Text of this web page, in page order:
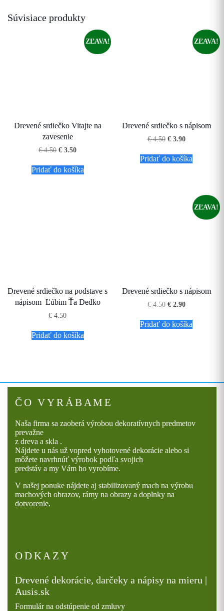
Súvisiace produkty
ZĽAVA!
Drevené srdiečko Vitajte na
zavesenie
€4.50 Pôvodná
bola:
€ 4.50.
€ 3.50Aktuálna
je:
€ 3.50.
Pridať do košíka
ZĽAVA!
Drevené srdiečko s nápisom
€4.50 Pôvodná
bola:
€ 4.50.
€3.90Aktuálna
je:
€ 3.90.
Pridať do košíka
Drevené srdiečko na podstave s
nápisom Ľúbim Ťa Dedko
€ 4.50
Pridať do košíka
ZĽAVA!
Drevené srdiečko s nápisom
€4.50 Pôvodná
bola:
€ 4.50.
€2.90Aktuálna
je:
€ 2.90.
Pridať do košíka
ČO VYRÁBAME
Naša firma sa zaoberá výrobou dekoratívnych predmetov
prevažne
z dreva a skla .
Nájdete u nás už vopred vyhotovené dekorácie alebo si
môžete navrhnúť výrobok podľa svojich
predstáv a my Vám ho vyrobíme.
V našej ponuke nájdete aj stabilizovaný mach na výrobu
machových obrazov, rámy na obrazy a doplnky na
dotvorenie.
ODKAZY
Drevené dekorácie, darčeky a nápisy na mieru |
Ausis.sk
Formulár na odstúpenie od zmluvy